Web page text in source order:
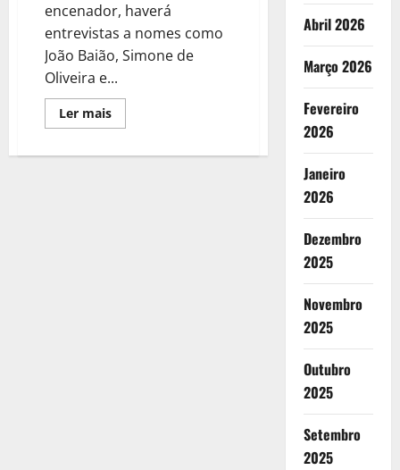
encenador, haverá
entrevistas a nomes como
João Baião, Simone de
Oliveira e...
Ler maisLeia
mais
Abril 2026
Março 2026
Fevereiro
2026
Janeiro
2026
Dezembro
2025
Novembro
2025
Outubro
2025
Setembro
2025